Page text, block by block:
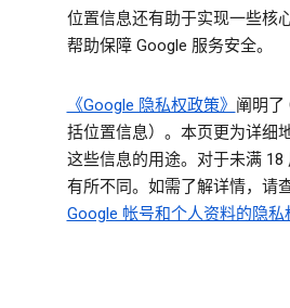
位置信息还有助于实现一些核
帮助保障 Google 服务安全。
《Google 隐私权政策》 阐明了
括位置信息）。本页更为详细
这些信息的用途。对于未满
有所不同。如需了解详情，请
Google 帐号和个人资料的隐私